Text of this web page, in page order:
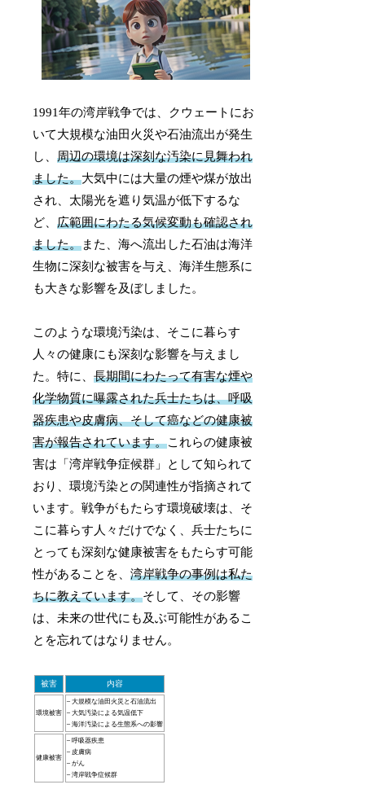
1991年の湾岸戦争では、クウェートにお
いて大規模な油田火災や石油流出が発生
し、周辺の環境は深刻な汚染に見舞われ
ました。大気中には大量の煙や煤が放出
され、太陽光を遮り気温が低下するな
ど、広範囲にわたる気候変動も確認され
ました。また、海へ流出した石油は海洋
生物に深刻な被害を与え、海洋生態系に
も大きな影響を及ぼしました。
このような環境汚染は、そこに暮らす
人々の健康にも深刻な影響を与えまし
た。特に、長期間にわたって有害な煙や
化学物質に曝露された兵士たちは、呼吸
器疾患や皮膚病、そして癌などの健康被
害が報告されています。これらの健康被
害は「湾岸戦争症候群」として知られて
おり、環境汚染との関連性が指摘されて
います。戦争がもたらす環境破壊は、そ
こに暮らす人々だけでなく、兵士たちに
とっても深刻な健康被害をもたらす可能
性があることを、湾岸戦争の事例は私た
ちに教えています。そして、その影響
は、未来の世代にも及ぶ可能性があるこ
とを忘れてはなりません。
被害 内容
環境被害
– 大規模な油田火災と石油流出
– 大気汚染による気温低下
– 海洋汚染による生態系への影響
健康被害
– 呼吸器疾患
– 皮膚病
– がん
– 湾岸戦争症候群